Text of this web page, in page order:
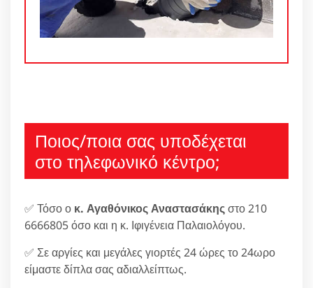
Ποιος/ποια σας υποδέχεται
στο τηλεφωνικό κέντρο;
✅ Τόσο ο κ. Αγαθόνικος Αναστασάκηςστο 210
6666805 όσο και η κ. Ιφιγένεια Παλαιολόγου.
✅ Σε αργίες και μεγάλες γιορτές 24 ώρες το 24ωρο
είμαστε δίπλα σας αδιαλλείπτως.